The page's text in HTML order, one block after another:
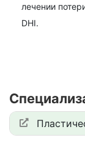
лечении
DHI.